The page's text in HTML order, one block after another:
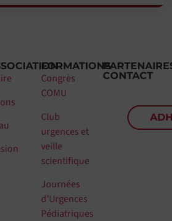
FORMATIONS
Congrès
COMU
Club
urgences et
veille
scientifique
Journées
d’Urgences
Pédiatriques
CONTACT